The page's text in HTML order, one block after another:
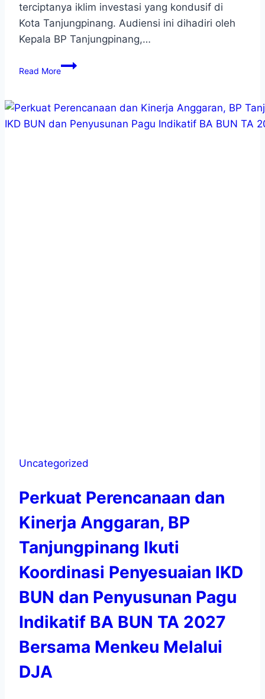
terciptanya iklim investasi yang kondusif di
Kota Tanjungpinang. Audiensi ini dihadiri oleh
Kepala BP Tanjungpinang,…
Read More
Uncategorized
Perkuat Perencanaan dan
Kinerja Anggaran, BP
Tanjungpinang Ikuti
Koordinasi Penyesuaian IKD
BUN dan Penyusunan Pagu
Indikatif BA BUN TA 2027
Bersama Menkeu Melalui
DJA